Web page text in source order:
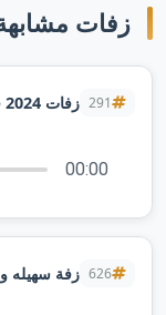
زفات
291
00:00
626